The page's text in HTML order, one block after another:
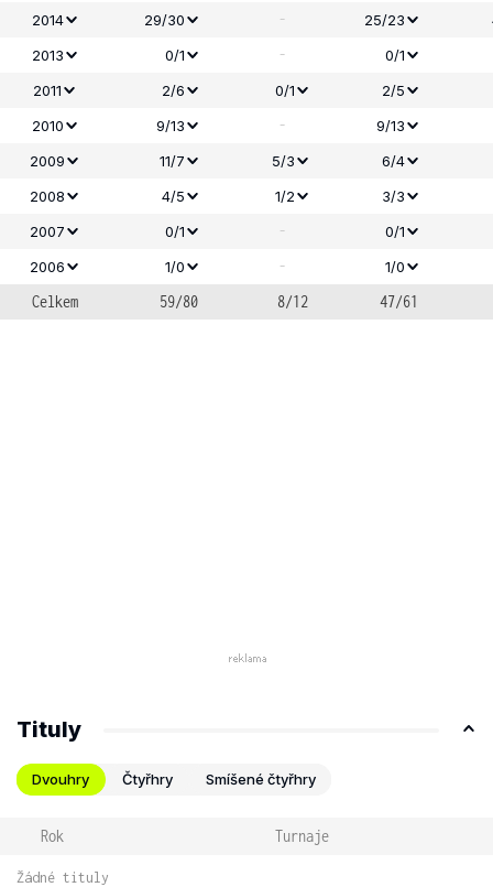
2014
29/30 - 25/23
2013
0/1 -
0/1
2011
2/6 0/1
2/5
2010
9/13 -
9/13
2009
11/7 5/3
6/4
2008
4/5 1/2
3/3
2007
0/1 -
0/1
2006
1/0 - 1/0
Celkem 59/80 8/12 47/61
Tituly
Dvouhry Čtyřhry Smíšené čtyřhry
Rok Turnaje
Žádné tituly